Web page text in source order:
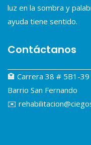
luz en la sombra y
ayuda tiene sentido.
Contáctanos
🏩 Carrera 38 # 5B1-39
Barrio San Fernando
✉️